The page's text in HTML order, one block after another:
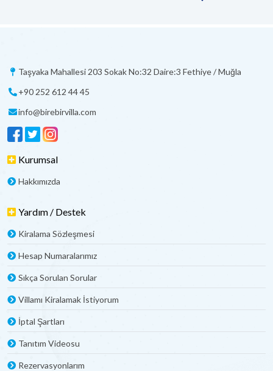
Taşyaka Mahallesi 203 Sokak No:32 Daire:3 Fethiye / Muğla
+90 252 612 44 45
info@birebirvilla.com
Kurumsal
Hakkımızda
Yardım / Destek
Kiralama Sözleşmesi
Hesap Numaralarımız
Sıkça Sorulan Sorular
Villamı Kiralamak İstiyorum
İptal Şartları
Tanıtım Videosu
Rezervasyonlarım